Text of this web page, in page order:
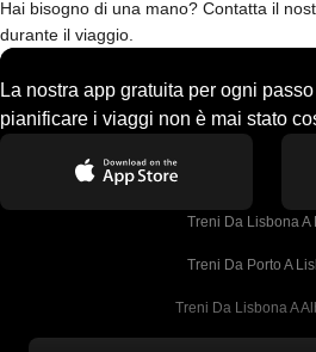
Hai bisogno di una mano? Contatta il
durante il viaggio.
La nostra app gratuita per ogni
pianificare i viaggi non è mai stato
Treni Da Lisbona A
Treni Da Porto A
Treni Da Lisbona A